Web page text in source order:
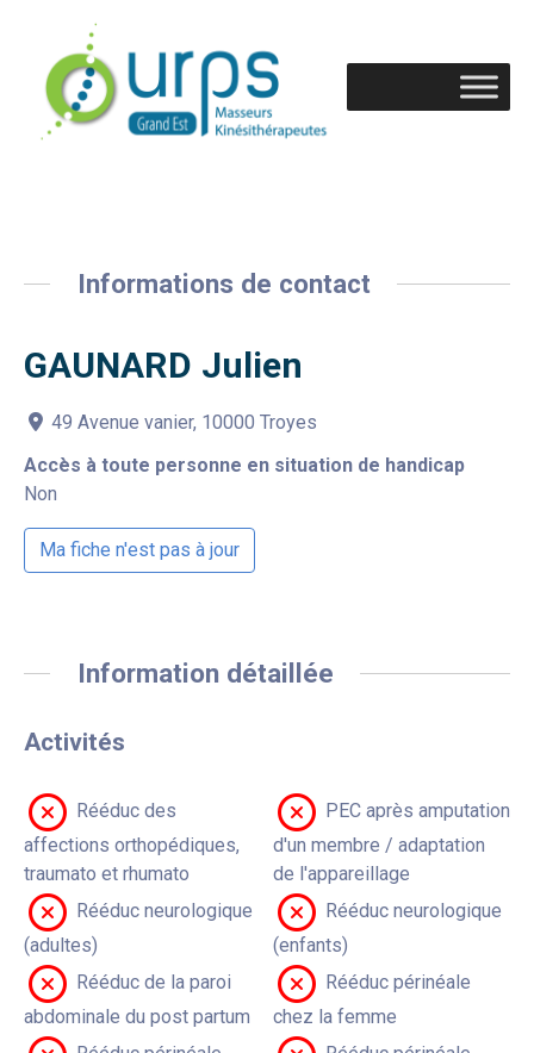
Informations de contact
GAUNARD Julien
49 Avenue vanier, 10000 Troyes
Accès à toute personne en situation de handicap
Non
Ma fiche n'est pas à jour
Information détaillée
Activités
Rééduc des
affections orthopédiques,
traumato et rhumato
PEC après amputation
d'un membre / adaptation
de l'appareillage
Rééduc neurologique
(adultes)
Rééduc neurologique
(enfants)
Rééduc de la paroi
abdominale du post partum
Rééduc périnéale
chez la femme